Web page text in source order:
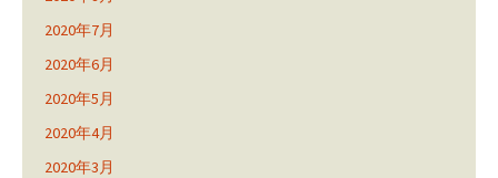
2020年7月
2020年6月
2020年5月
2020年4月
2020年3月